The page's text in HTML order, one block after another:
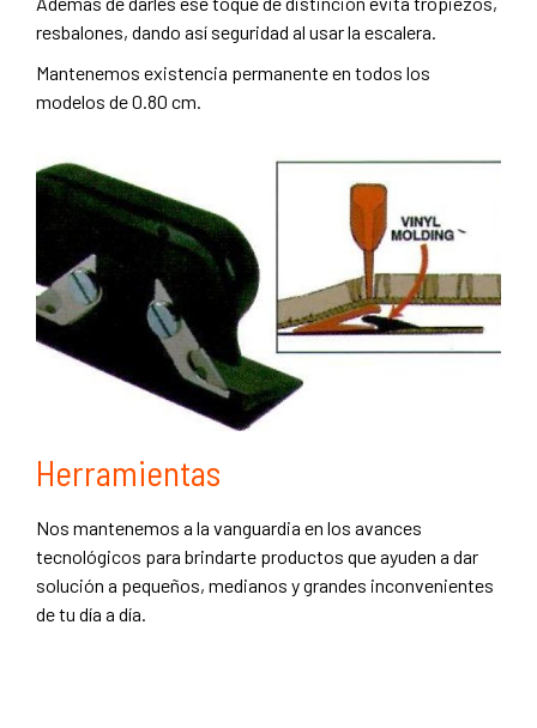
resbalones, dando así seguridad al usar la escalera.
Mantenemos existencia permanente en todos los
modelos de 0.80 cm.
Herramientas
Nos mantenemos a la vanguardia en los avances
tecnológicos para brindarte productos que ayuden a dar
solución a pequeños, medianos y grandes inconvenientes
de tu día a día.